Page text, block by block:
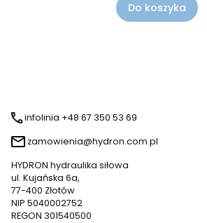
Do koszyka
infolinia +48 67 350 53 69
zamowienia@hydron.com.pl
HYDRON hydraulika siłowa
ul. Kujańska 6a,
77-400 Złotów
NIP 5040002752
REGON 301540500